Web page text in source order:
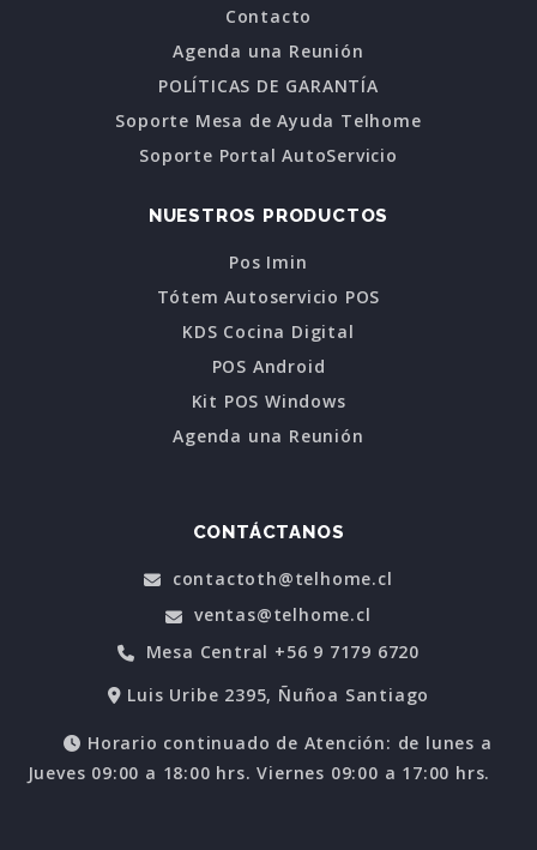
Contacto
Agenda una Reunión
POLÍTICAS DE GARANTÍA
Soporte Mesa de Ayuda Telhome
Soporte Portal AutoServicio
NUESTROS PRODUCTOS
Pos Imin
Tótem Autoservicio POS
KDS Cocina Digital
POS Android
Kit POS Windows
Agenda una Reunión
CONTÁCTANOS
contactoth@telhome.cl
ventas@telhome.cl
Mesa Central +56 9 7179 6720
Luis Uribe 2395, Ñuñoa Santiago
Horario continuado de Atención: de lunes a
Jueves 09:00 a 18:00 hrs. Viernes 09:00 a 17:00 hrs.